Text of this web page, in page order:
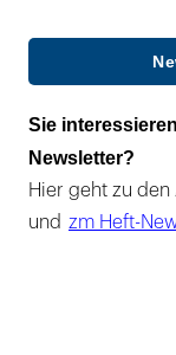
Sie
Newsletter?
Hier geht zu
und zm Heft-